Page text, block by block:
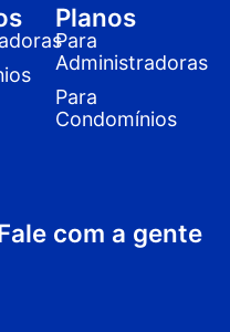
Planos
Para
Administradoras
Para
Condomínios
com a gente